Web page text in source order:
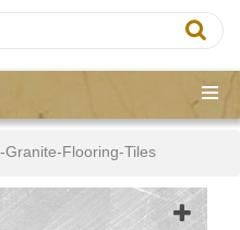
Granite-Flooring-Tiles